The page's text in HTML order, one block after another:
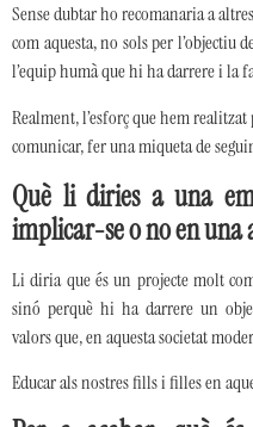
Sense dubtar ho recomanaria a
com aquesta, no sols per l’objectiu
l’equip humà que hi ha darrere i la
Realment, l’esforç que hem
comunicar, fer una miqueta de
Què li diries a una
implicar-se o no en una
Li diria que és un projecte molt
sinó perquè hi ha darrere un
valors que, en aquesta societat
Educar als nostres fills i filles en